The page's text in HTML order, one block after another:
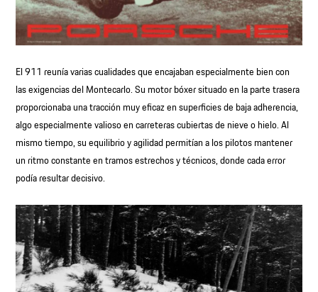
El 911 reunía varias cualidades que encajaban especialmente bien con
las exigencias del Montecarlo. Su motor bóxer situado en la parte trasera
proporcionaba una tracción muy eficaz en superficies de baja adherencia,
algo especialmente valioso en carreteras cubiertas de nieve o hielo. Al
mismo tiempo, su equilibrio y agilidad permitían a los pilotos mantener
un ritmo constante en tramos estrechos y técnicos, donde cada error
podía resultar decisivo.